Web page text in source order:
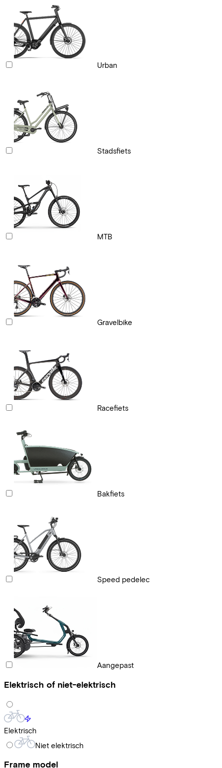
Urban
Stadsfiets
MTB
Gravelbike
Racefiets
Bakfiets
Speed pedelec
Aangepast
Elektrisch of niet-elektrisch
Elektrisch
Niet elektrisch
Frame model